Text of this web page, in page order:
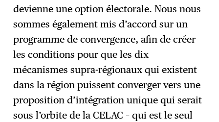
devienne une option électorale. Nous nous
sommes également mis d’accord sur un
programme de convergence, afin de créer
les conditions pour que les dix
mécanismes supra-régionaux qui existent
dans la région puissent converger vers une
proposition d’intégration unique qui serait
sous l’orbite de la CELAC – qui est le seul